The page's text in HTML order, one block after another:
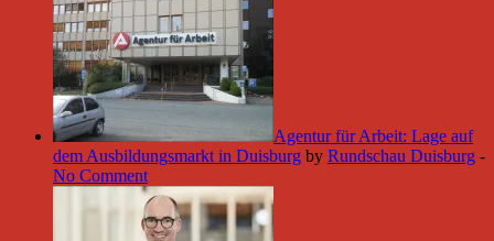
Agentur für Arbeit: Lage auf
dem Ausbildungsmarkt in Duisburg by Rundschau Duisburg -
No Comment